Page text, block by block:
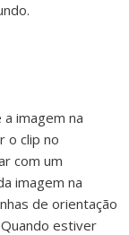
imagem na
o clip no
com um
imagem na
de orientação
estiver